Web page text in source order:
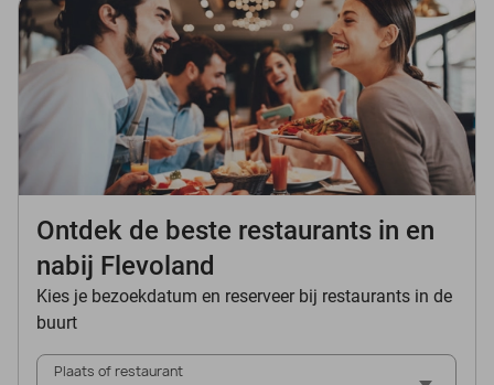
Ontdek de beste restaurants in en
nabij Flevoland
Kies je bezoekdatum en reserveer bij restaurants in de
buurt
Plaats of restaurant